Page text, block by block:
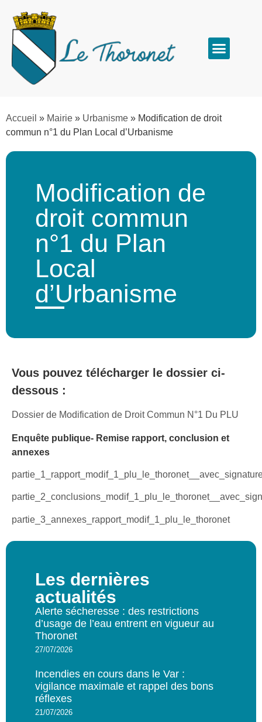
Accueil » Mairie » Urbanisme » Modification de droit
commun n°1 du Plan Local d’Urbanisme
Modification de
droit commun
n°1 du Plan
Local
d’Urbanisme
Vous pouvez télécharger le dossier ci-
dessous :
Dossier de Modification de Droit Commun N°1 Du PLU
Enquête publique- Remise rapport, conclusion et
annexes
partie_3_annexes_rapport_modif_1_plu_le_thoronet
Les dernières
actualités
Alerte sécheresse : des restrictions
d’usage de l’eau entrent en vigueur au
Thoronet
27/07/2026
Incendies en cours dans le Var :
vigilance maximale et rappel des bons
réflexes
21/07/2026